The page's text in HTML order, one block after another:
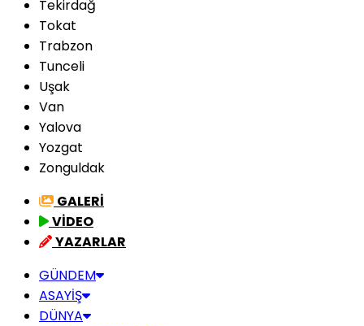
Tekirdağ
Tokat
Trabzon
Tunceli
Uşak
Van
Yalova
Yozgat
Zonguldak
GALERİ
VİDEO
YAZARLAR
GÜNDEM
ASAYİŞ
DÜNYA